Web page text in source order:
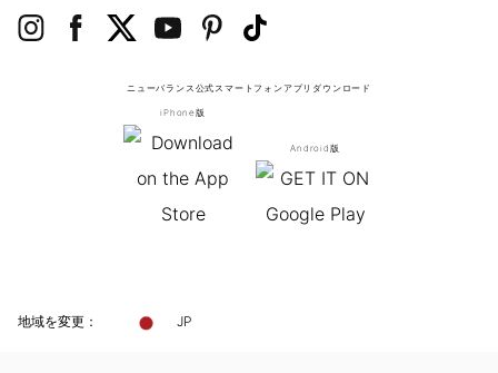
ニューバランス公式スマートフォンアプリ ダウンロード
iPhone版
Android版
地域を変更： JP